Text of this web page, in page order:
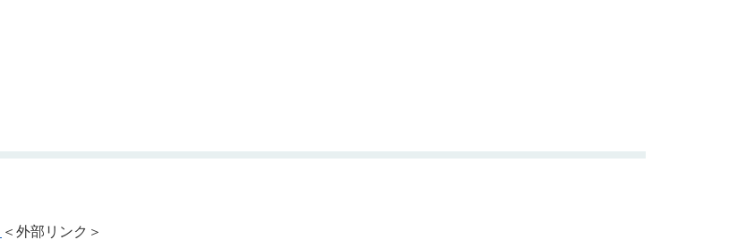
＜外部リンク＞